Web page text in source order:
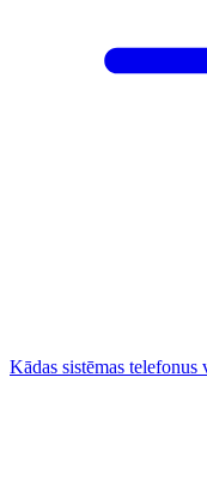
Kādas sistēmas